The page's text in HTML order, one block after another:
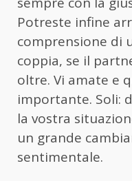
Potreste infine
comprensione di
coppia, se il
oltre. Vi amate e
importante. Soli:
la vostra
un grande
sentimentale.